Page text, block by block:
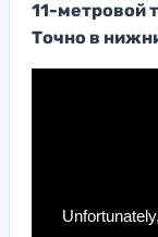
11-метровой
Точно в